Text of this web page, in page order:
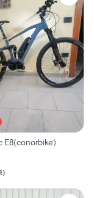
wrc E8(conorbike)
)